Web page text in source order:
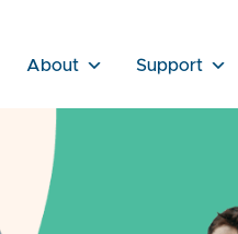
About Support